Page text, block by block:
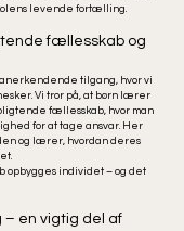
levende fortælling.
fællesskab og
tilgang, hvor vi
Vi tror på, at børn lærer
fællesskab, hvor man
for at tage ansvar. Her
og lærer, hvordan deres
opbygges individet – og det
en vigtig del af